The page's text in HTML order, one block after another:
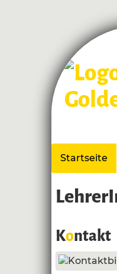
Startseite
Kontakt